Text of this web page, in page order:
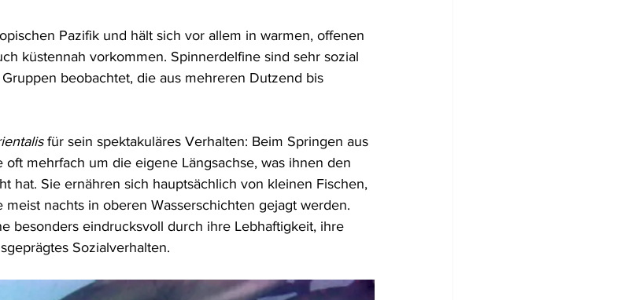
Pazifik und hält sich vor allem in warmen, offenen
küstennah vorkommen. Spinnerdelfine sind sehr sozial
beobachtet, die aus mehreren Dutzend bis
für sein spektakuläres Verhalten: Beim Springen aus
mehrfach um die eigene Längsachse, was ihnen den
hat. Sie ernähren sich hauptsächlich von kleinen Fischen,
nachts in oberen Wasserschichten gejagt werden.
besonders eindrucksvoll durch ihre Lebhaftigkeit, ihre
Sozialverhalten.